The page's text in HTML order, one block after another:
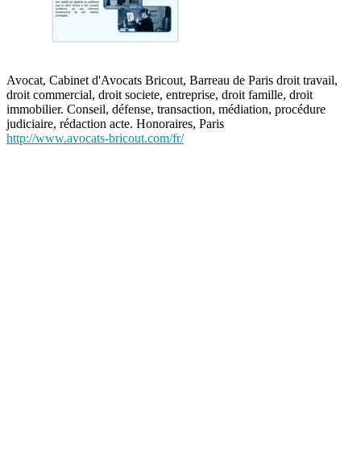
Avocat, Cabinet d'Avocats Bricout, Barreau de Paris droit travail,
droit commercial, droit societe, entreprise, droit famille, droit
immobilier. Conseil, défense, transaction, médiation, procédure
judiciaire, rédaction acte. Honoraires, Paris
http://www.avocats-bricout.com/fr/